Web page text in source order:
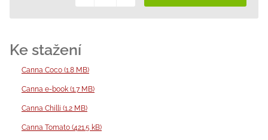
cena:
Canna Coco (1.8 MB)
Canna e-book (1.7 MB)
Canna Chilli (1.2 MB)
Canna Tomato (421.5 kB)